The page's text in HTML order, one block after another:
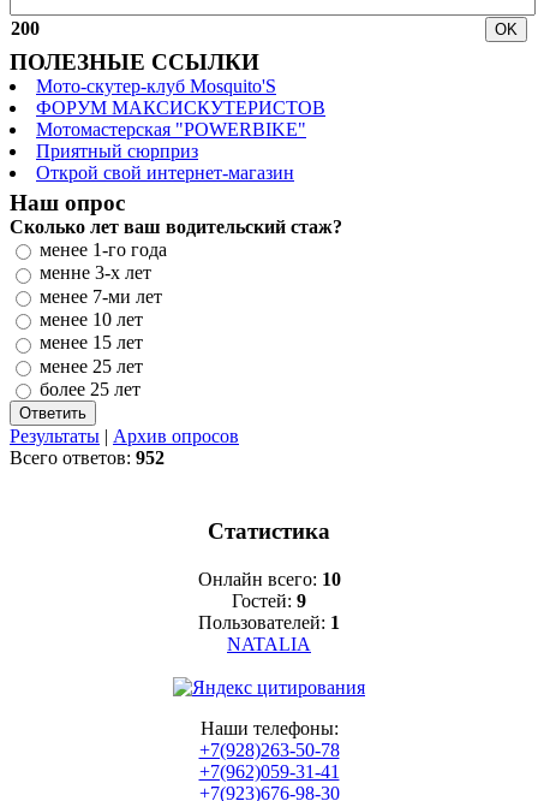
200
ПОЛЕЗНЫЕ ССЫЛКИ
Мото-скутер-клуб Mosquito'S
ФОРУМ МАКСИСКУТЕРИСТОВ
Мотомастерская "POWERBIKE"
Приятный сюрприз
Открой свой интернет-магазин
Наш опрос
Сколько лет ваш водительский стаж?
менее 1-го года
менне 3-х лет
менее 7-ми лет
менее 10 лет
менее 15 лет
менее 25 лет
более 25 лет
Результаты | Архив опросов
Всего ответов: 952
Статистика
Онлайн всего: 10
Гостей: 9
Пользователей: 1
NATALIA
Наши телефоны:
+7(928)263-50-78
+7(962)059-31-41
+7(923)676-98-30